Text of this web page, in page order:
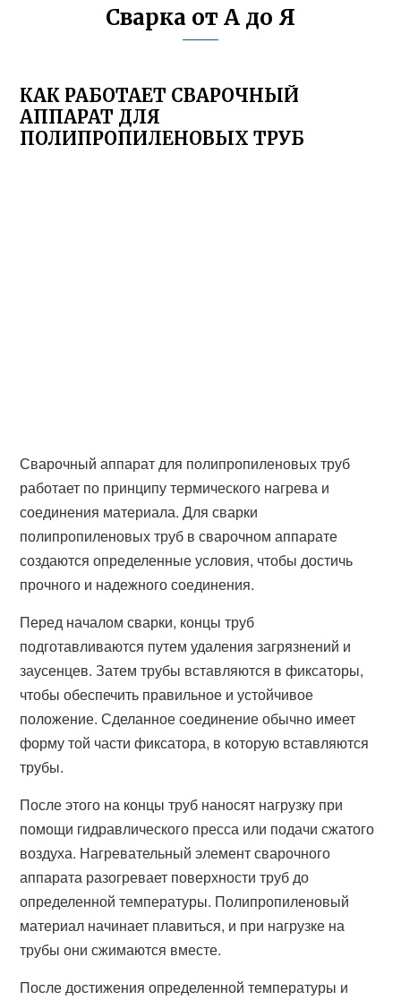
Сварка от А до Я
КАК РАБОТАЕТ СВАРОЧНЫЙ
АППАРАТ ДЛЯ
ПОЛИПРОПИЛЕНОВЫХ ТРУБ
Сварочный аппарат для полипропиленовых труб
работает по принципу термического нагрева и
соединения материала. Для сварки
полипропиленовых труб в сварочном аппарате
создаются определенные условия, чтобы достичь
прочного и надежного соединения.
Перед началом сварки, концы труб
подготавливаются путем удаления загрязнений и
заусенцев. Затем трубы вставляются в фиксаторы,
чтобы обеспечить правильное и устойчивое
положение. Сделанное соединение обычно имеет
форму той части фиксатора, в которую вставляются
трубы.
После этого на концы труб наносят нагрузку при
помощи гидравлического пресса или подачи сжатого
воздуха. Нагревательный элемент сварочного
аппарата разогревает поверхности труб до
определенной температуры. Полипропиленовый
материал начинает плавиться, и при нагрузке на
трубы они сжимаются вместе.
После достижения определенной температуры и